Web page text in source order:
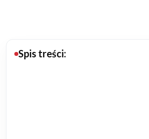
Spis treści: